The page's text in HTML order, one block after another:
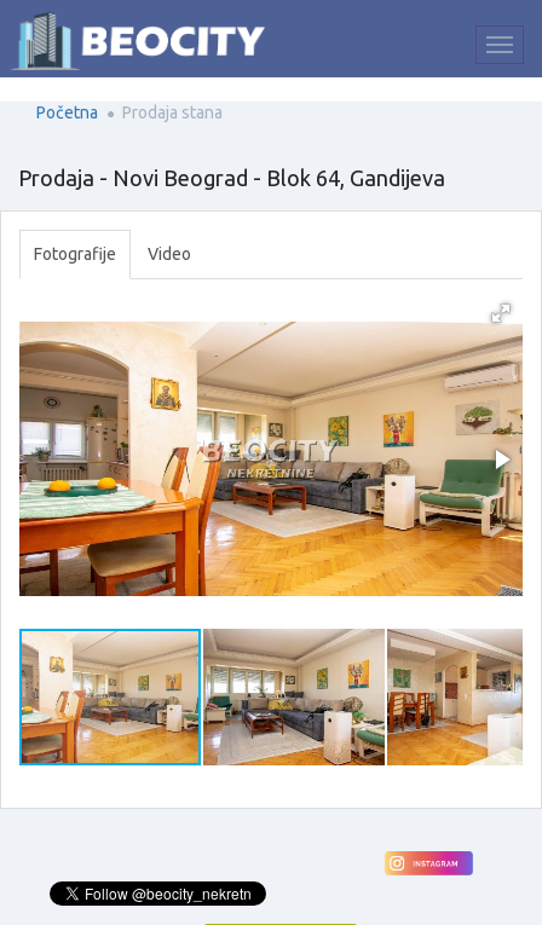
Početna Prodaja stana
Prodaja - Novi Beograd - Blok 64, Gandijeva
Fotografije Video